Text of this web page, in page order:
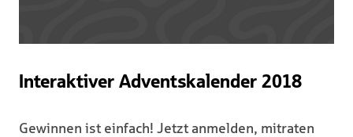
Interaktiver Adventskalender 2018
Gewinnen ist einfach! Jetzt anmelden, mitraten